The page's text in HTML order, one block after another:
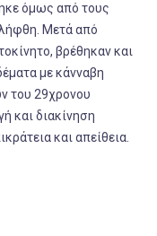
όμως από τους
Μετά από
βρέθηκαν και
με κάνναβη
του 29χρονου
και διακίνηση
και απείθεια.